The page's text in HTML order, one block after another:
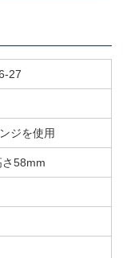
27
ジを使用
58mm